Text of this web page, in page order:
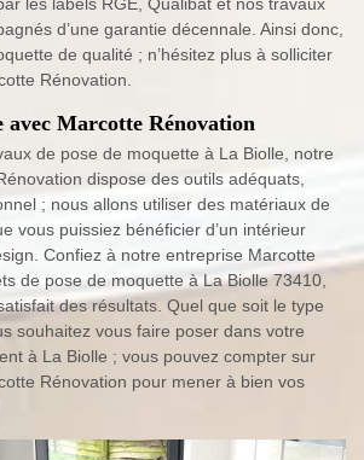
d’une garantie décennale. Ainsi donc,
de qualité ; n’hésitez plus à solliciter
Rénovation.
avec Marcotte Rénovation
de pose de moquette à La Biolle, notre
dispose des outils adéquats,
; nous allons utiliser des matériaux de
vous puissiez bénéficier d’un intérieur
Confiez à notre entreprise Marcotte
de pose de moquette à La Biolle 73410,
des résultats. Quel que soit le type
souhaitez vous faire poser dans votre
à La Biolle ; vous pouvez compter sur
Rénovation pour mener à bien vos